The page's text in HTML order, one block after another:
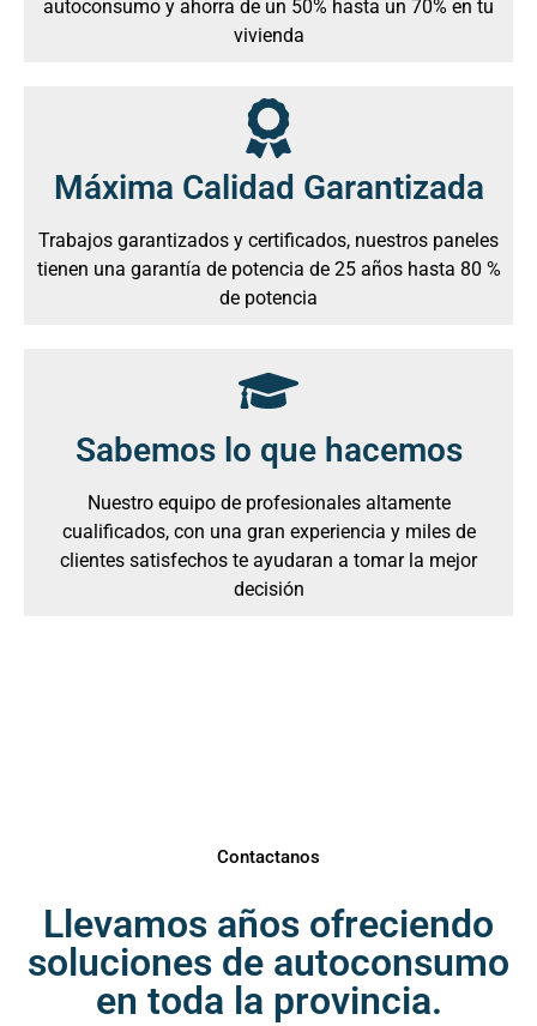
autoconsumo y ahorra de un 50% hasta un 70% en tu
vivienda
Máxima Calidad Garantizada
Trabajos garantizados y certificados, nuestros paneles
tienen una garantía de potencia de 25 años hasta 80 %
de potencia
Sabemos lo que hacemos
Nuestro equipo de profesionales altamente
cualificados, con una gran experiencia y miles de
clientes satisfechos te ayudaran a tomar la mejor
decisión
Contactanos
Llevamos años ofreciendo
soluciones de autoconsumo
en toda la provincia.